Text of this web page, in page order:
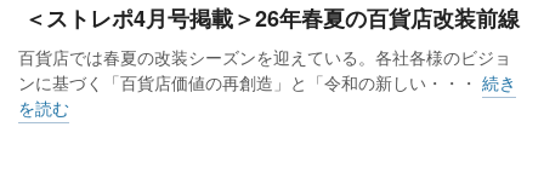
＜ストレポ4月号掲載＞26年春夏の百貨店改装前線
百貨店では春夏の改装シーズンを迎えている。各社各様のビジョ
ンに基づく「百貨店価値の再創造」と「令和の新しい・・・ 続き
を読む